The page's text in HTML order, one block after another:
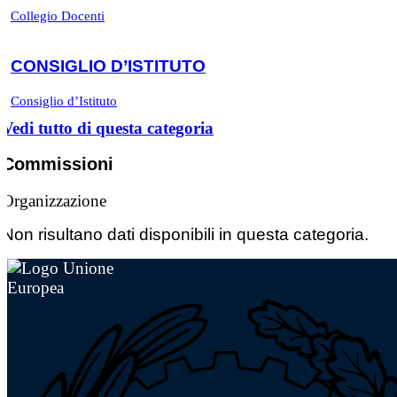
Collegio Docenti
CONSIGLIO D’ISTITUTO
Consiglio d’Istituto
Vedi tutto di questa categoria
Commissioni
Organizzazione
Non risultano dati disponibili in questa categoria.